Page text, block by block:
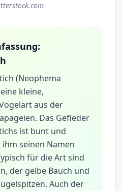
(Neophema
kleine,
aus der
Das Gefieder
ist bunt und
seinen Namen
für die Art sind
der gelbe Bauch und
Auch der